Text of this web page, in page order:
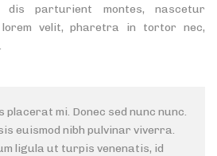
dis parturient montes, nascetur
lorem velit, pharetra in tortor nec,
placerat mi. Donec sed nunc nunc.
euismod nibh pulvinar viverra.
ligula ut turpis venenatis, id